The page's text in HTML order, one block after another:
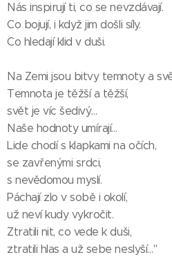
Nás inspirují ti, co se nevzdávají.
Co bojují, i když jim došli síly.
Co hledají klid v duši.
Na Zemi jsou bitvy temnoty a
Temnota je těžší a těžší,
svět je víc šedivý…
Naše hodnoty umírají…
Lide chodí s klapkami na očích,
se zavřenými srdci,
s nevědomou myslí.
Páchají zlo v sobě i okolí,
už neví kudy vykročit.
Ztratili nit, co vede k duši,
ztratili hlas a už sebe neslyší…"